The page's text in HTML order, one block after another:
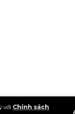
với Chính sách